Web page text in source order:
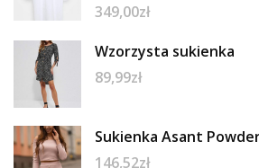
349,00zł
Wzorzysta sukienka
89,99zł
Sukienka Asant
146,52zł